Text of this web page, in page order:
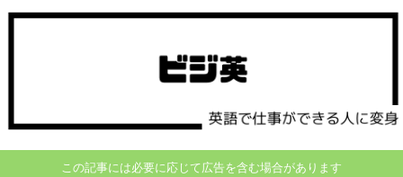
この記事には必要に応じて広告を含む場合があります